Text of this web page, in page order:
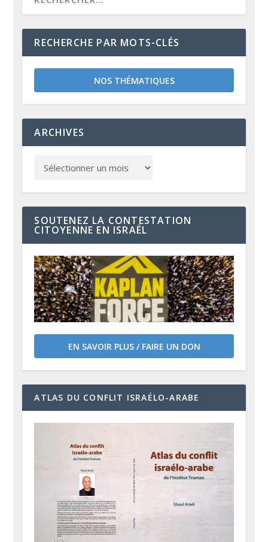
RECHERCHE PAR MOTS-CLÉS
NOS THÉMATIQUES
ARCHIVES
SOUTENEZ LA CONTESTATION
CITOYENNE EN ISRAËL
EN SAVOIR PLUS / FAIRE UN DON
ATLAS DU CONFLIT ISRAÉLO-ARABE